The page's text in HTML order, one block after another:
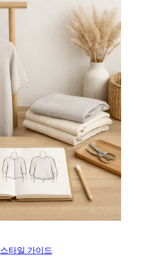
스타일 가이드